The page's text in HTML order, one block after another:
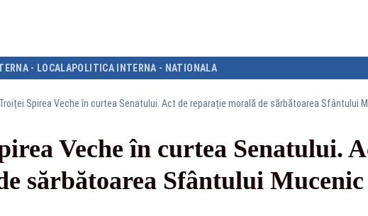
- LOCALAPOLITICA INTERNA - NATIONALA
Spirea Veche în curtea Senatului. Act de reparație morală de sărbătoarea Sfântului
Veche în curtea Senatului.
sărbătoarea Sfântului